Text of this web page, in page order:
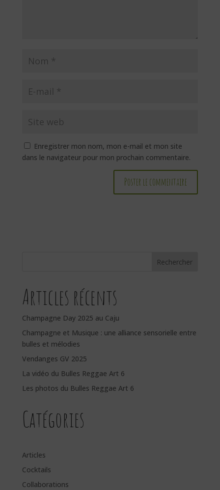
Enregistrer mon nom, mon e-mail et mon site
dans le navigateur pour mon prochain commentaire.
Rechercher
Articles récents
Champagne Day 2025 au Caju
Champagne et Musique : une alliance sensorielle entre
bulles et mélodies
Vendanges GV 2025
La vidéo du Bulles Reggae Art 6
Les photos du Bulles Reggae Art 6
Catégories
Articles
Cocktails
Collaborations